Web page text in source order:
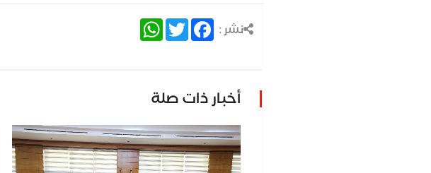
نشر : Facebook
Twitter
WhatsApp
أخبار ذات صلة